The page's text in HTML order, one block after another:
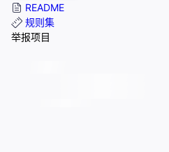
README
规则集
举报项目